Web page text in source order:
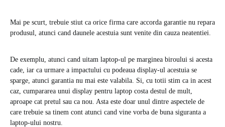
Mai pe scurt, trebuie stiut ca orice firma care accorda garantie nu repara
produsul, atunci cand daunele acestuia sunt venite din cauza neatentiei.
De exemplu, atunci cand uitam laptop-ul pe marginea biroului si acesta
cade, iar ca urmare a impactului cu podeaua display-ul acestuia se
sparge, atunci garantia nu mai este valabila. Si, cu totii stim ca in acest
caz, cumpararea unui display pentru laptop costa destul de mult,
aproape cat pretul sau ca nou. Asta este doar unul dintre aspectele de
care trebuie sa tinem cont atunci cand vine vorba de buna siguranta a
laptop-ului nostru.